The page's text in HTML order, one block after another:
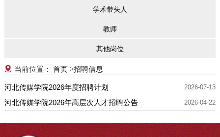
学术带头人
教师
其他岗位
当前位置： 首页>招聘信息
河北传媒学院2026年度招聘计划 2026-07-13
河北传媒学院2026年高层次人才招聘公告 2026-04-22